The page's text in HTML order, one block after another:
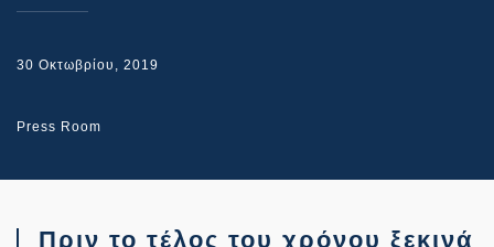
30 Οκτωβρίου, 2019
Press Room
Πριν το τέλος του χρόνου ξεκινά